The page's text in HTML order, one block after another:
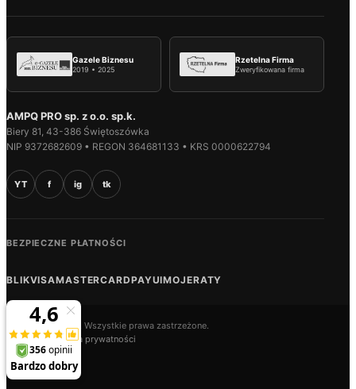
Gazele Biznesu
2019 • 2025
Rzetelna Firma
Zweryfikowana firma
AMPQ PRO sp. z o.o. sp.k.
Biery 81, 43-386 Świętoszówka
NIP 9372682609 • REGON 364681133 • KRS 0000622794
YT f ig tk
BEZPIECZNE PŁATNOŚCI
BLIKVISAMASTERCARDPAYUIMOJERATY
© 2026 AMPQ.PL. Wszystkie prawa zastrzeżone.
RegulaminPolityka prywatności